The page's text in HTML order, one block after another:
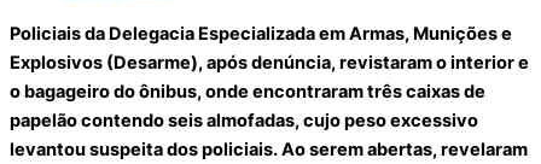
Policiais da Delegacia Especializada em Armas, Munições e
Explosivos (Desarme), após denúncia, revistaram o interior e
o bagageiro do ônibus, onde encontraram três caixas de
papelão contendo seis almofadas, cujo peso excessivo
levantou suspeita dos policiais. Ao serem abertas, revelaram